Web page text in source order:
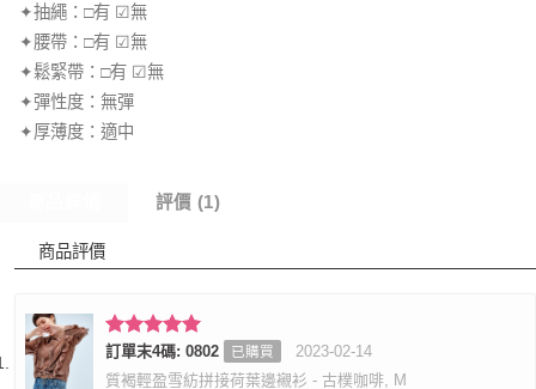
✦抽繩：□有 ☑無
✦腰帶：□有 ☑無
✦鬆緊帶：□有 ☑無
✦彈性度：無彈
✦厚薄度：適中
評價 (1)
商品評價
評分5滿
分 5
訂單末4碼: 0802 已購買
2023-02-14
質褐輕盈雪紡拼接荷葉邊襯衫 - 古樸咖啡, M